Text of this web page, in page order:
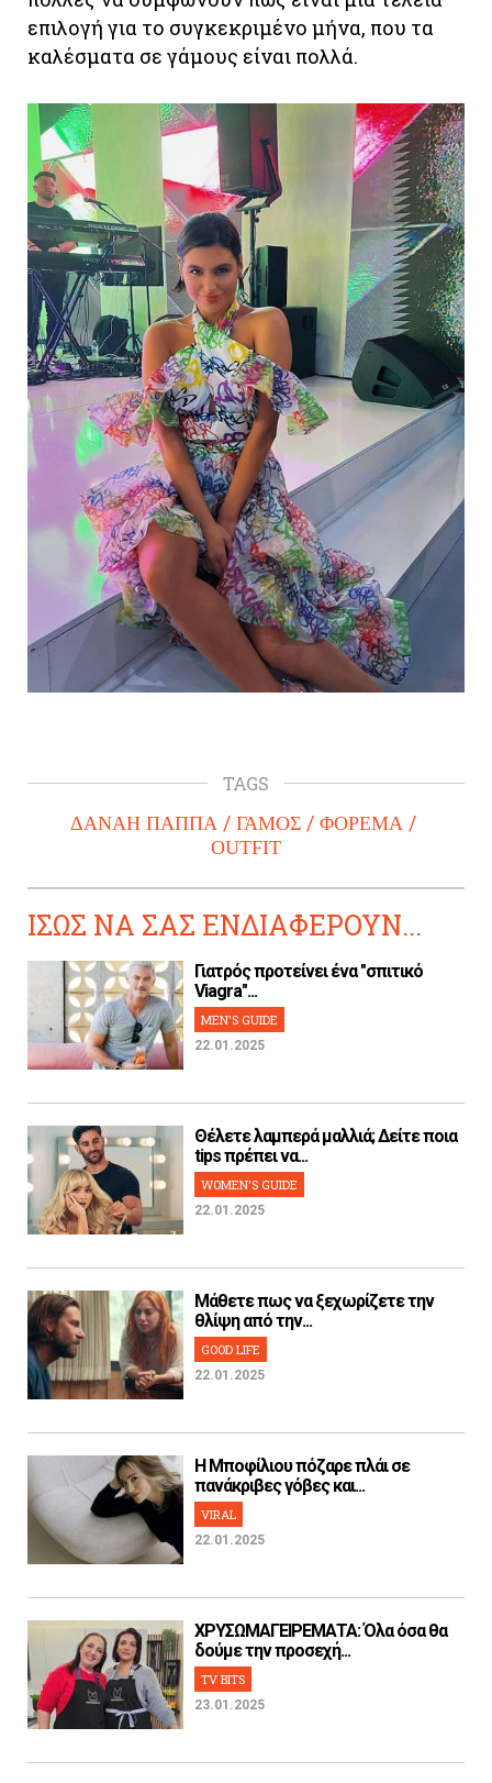
επιλογή για το συγκεκριμένο μήνα, που τα
καλέσματα σε γάμους είναι πολλά.
TAGS
ΔΑΝΑΗ ΠΑΠΠΑ ΓΑΜΟΣ
ΦΟΡΕΜΑ
OUTFIT
ΙΣΩΣ ΝΑ ΣΑΣ ΕΝΔΙΑΦΕΡΟΥΝ...
Γιατρός προτείνει ένα "σπιτικό
Viagra"...
MEN'S GUIDE
22.01.2025
Θέλετε λαμπερά μαλλιά; Δείτε ποια
tips πρέπει να...
WOMEN'S GUIDE
22.01.2025
Μάθετε πως να ξεχωρίζετε την
θλίψη από την...
GOOD LIFE
22.01.2025
H Μποφίλιου πόζαρε πλάι σε
πανάκριβες γόβες και...
VIRAL
22.01.2025
ΧΡΥΣΩΜΑΓΕΙΡΕΜΑΤΑ: Όλα όσα θα
δούμε την προσεχή...
TV BITS
23.01.2025